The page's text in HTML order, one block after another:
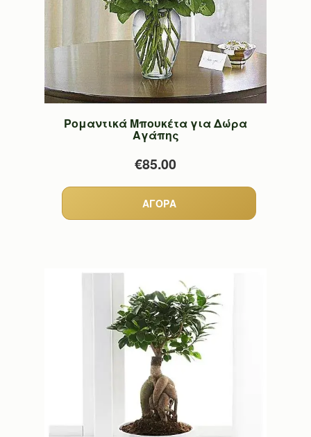
Ρομαντικά Μπουκέτα για Δώρα
Αγάπης
€85.00